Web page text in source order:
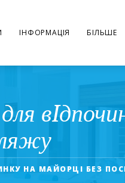
ІНФОРМАЦІЯ БІЛЬШЕ
НА МАЙОРЦІ БЕЗ